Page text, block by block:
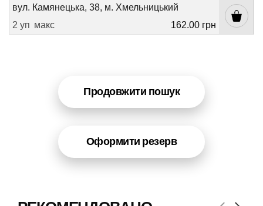
вул. Камянецька, 38, м. Хмельницький
2 уп макс 162.00 грн
Продовжити пошук
Оформити резерв